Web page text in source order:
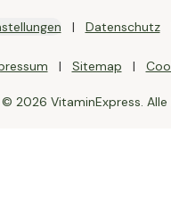
Datenschutz
Sitemap
2026 VitaminExpress.